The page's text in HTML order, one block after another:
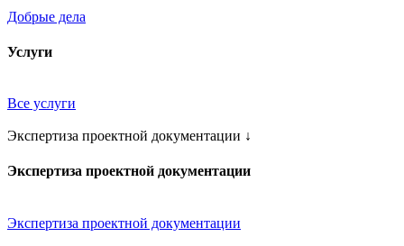
Добрые дела
Услуги
Все услуги
Экспертиза проектной документации ↓
Экспертиза проектной документации
Экспертиза проектной документации